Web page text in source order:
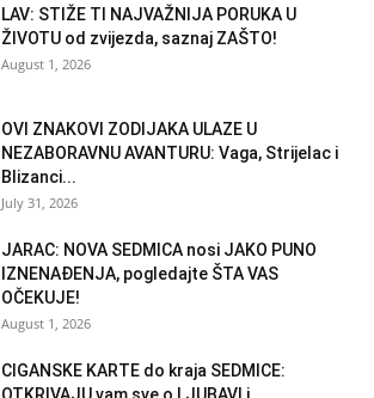
LAV: STIŽE TI NAJVAŽNIJA PORUKA U
ŽIVOTU od zvijezda, saznaj ZAŠTO!
August 1, 2026
OVI ZNAKOVI ZODIJAKA ULAZE U
NEZABORAVNU AVANTURU: Vaga, Strijelac i
Blizanci...
July 31, 2026
JARAC: NOVA SEDMICA nosi JAKO PUNO
IZNENAĐENJA, pogledajte ŠTA VAS
OČEKUJE!
August 1, 2026
CIGANSKE KARTE do kraja SEDMICE:
OTKRIVAJU vam sve o LJUBAVI i...